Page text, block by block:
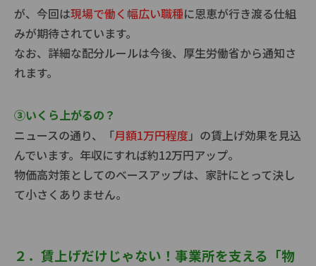
が、今回は現場で働く幅広い職種に恩恵が行き渡る仕組
みが期待されています。
なお、詳細な配分ルールは今後、厚生労働省から通知さ
れます。
③いくら上がるの？
ニュースの通り、「月額1万円程度」の賃上げ効果を見込
んでいます。年収にすれば約12万円アップ。
物価高対策としてのベースアップは、家計にとって決し
て小さくありません。
２．賃上げだけじゃない！事業所を支える「物